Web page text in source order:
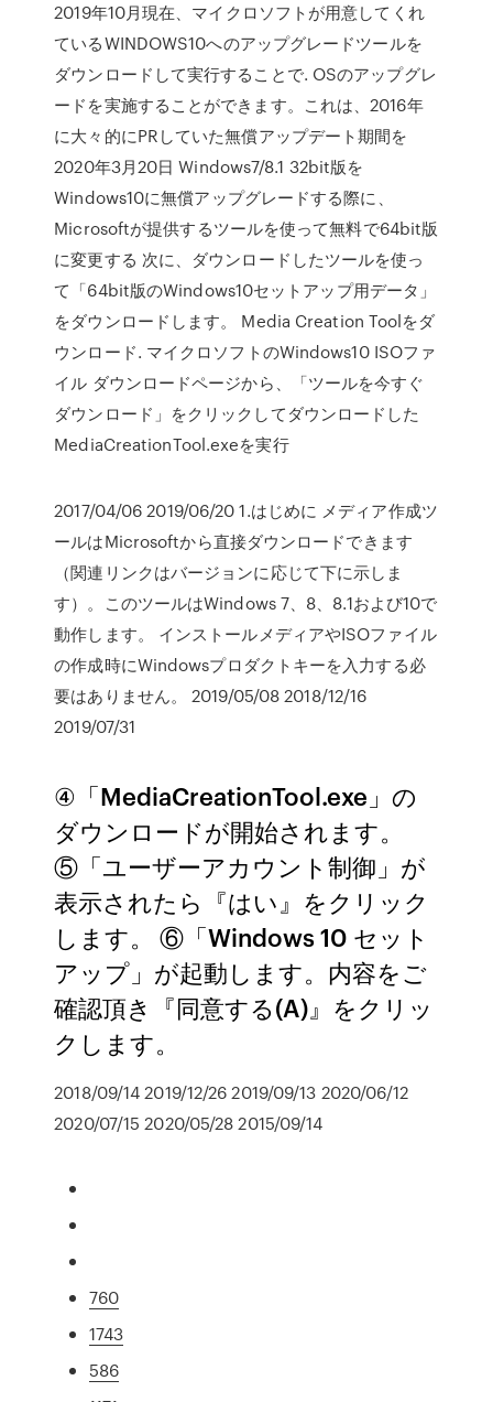
2019年10月現在、マイクロソフトが用意してくれ
ているWINDOWS10へのアップグレードツールを
ダウンロードして実行することで. OSのアップグレ
ードを実施することができます。これは、2016年
に大々的にPRしていた無償アップデート期間を
2020年3月20日 Windows7/8.1 32bit版を
Windows10に無償アップグレードする際に、
Microsoftが提供するツールを使って無料で64bit版
に変更する 次に、ダウンロードしたツールを使っ
て「64bit版のWindows10セットアップ用データ」
をダウンロードします。 Media Creation Toolをダ
ウンロード. マイクロソフトのWindows10 ISOファ
イル ダウンロードページから、「ツールを今すぐ
ダウンロード」をクリックしてダウンロードした
MediaCreationTool.exeを実行
2017/04/06 2019/06/20 1.はじめに メディア作成ツ
ールはMicrosoftから直接ダウンロードできます
（関連リンクはバージョンに応じて下に示しま
す）。このツールはWindows 7、8、8.1および10で
動作します。 インストールメディアやISOファイル
の作成時にWindowsプロダクトキーを入力する必
要はありません。 2019/05/08 2018/12/16
2019/07/31
④「MediaCreationTool.exe」の
ダウンロードが開始されます。
⑤「ユーザーアカウント制御」が
表示されたら『はい』をクリック
します。 ⑥「Windows 10 セット
アップ」が起動します。内容をご
確認頂き『同意する(A)』をクリッ
クします。
2018/09/14 2019/12/26 2019/09/13 2020/06/12
2020/07/15 2020/05/28 2015/09/14
760
1743
586